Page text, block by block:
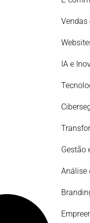
Vendas
IA e
Gestão
Análise